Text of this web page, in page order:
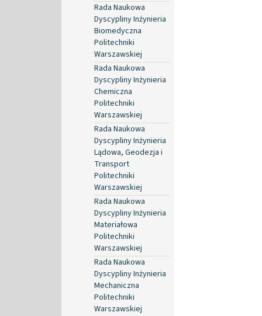
Rada Naukowa
Dyscypliny Inżynieria
Biomedyczna
Politechniki
Warszawskiej
Rada Naukowa
Dyscypliny Inżynieria
Chemiczna
Politechniki
Warszawskiej
Rada Naukowa
Dyscypliny Inżynieria
Lądowa, Geodezja i
Transport
Politechniki
Warszawskiej
Rada Naukowa
Dyscypliny Inżynieria
Materiałowa
Politechniki
Warszawskiej
Rada Naukowa
Dyscypliny Inżynieria
Mechaniczna
Politechniki
Warszawskiej